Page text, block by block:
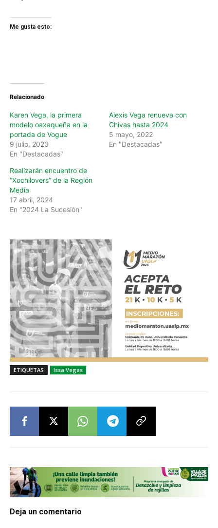
Me gusta esto:
Relacionado
Karen Vega, la primera
modelo oaxaqueña en la
portada de Vogue
9 julio, 2020
En "Destacadas"
Alexis Vega renueva con
Chivas hasta 2024
5 mayo, 2022
En "Destacadas"
Realizarán encuentro de
“Xochilovers” de la Región
Media
17 abril, 2024
En "2024 La Sucesión"
ETIQUETAS Issa Vegas
Deja un comentario